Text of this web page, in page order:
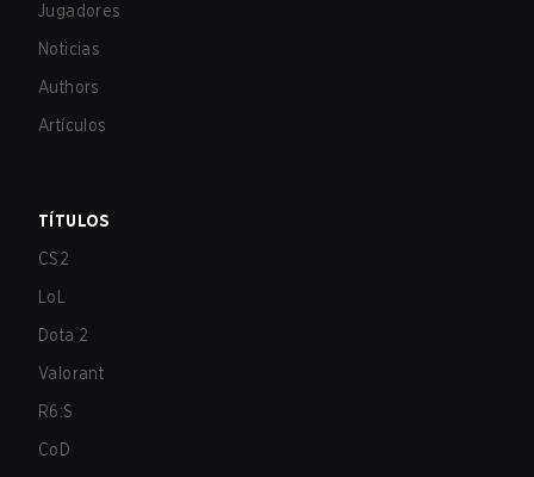
Jugadores
Noticias
Authors
Artículos
TÍTULOS
CS2
LoL
Dota 2
Valorant
R6:S
CoD